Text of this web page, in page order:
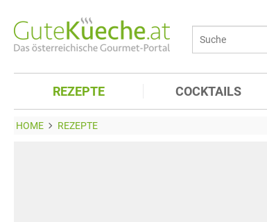
REZEPTE COCKTAILS
HOME REZEPTE